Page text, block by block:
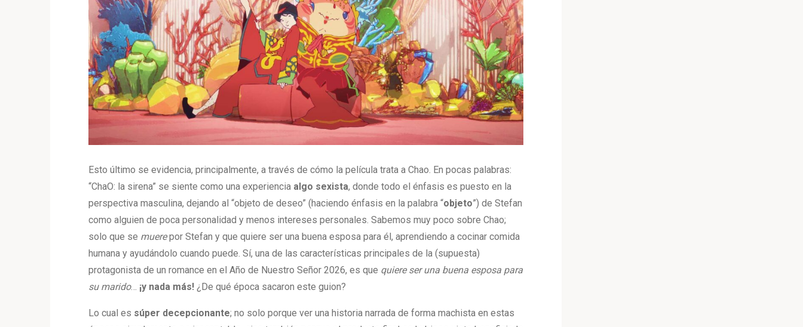
Esto último se evidencia, principalmente, a través de cómo la película trata a Chao. En pocas palabras:
“ChaO: la sirena” se siente como una experiencia algo sexista, donde todo el énfasis es puesto en la
perspectiva masculina, dejando al “objeto de deseo” (haciendo énfasis en la palabra “objeto”) de Stefan
como alguien de poca personalidad y menos intereses personales. Sabemos muy poco sobre Chao;
solo que se muerepor Stefan y que quiere ser una buena esposa para él, aprendiendo a cocinar comida
humana y ayudándolo cuando puede. Sí, una de las características principales de la (supuesta)
protagonista de un romance en el Año de Nuestro Señor 2026, es que quiere ser una buena esposa para
su marido… ¡y nada más! ¿De qué época sacaron este guion?
Lo cual es súper decepcionante; no solo porque ver una historia narrada de forma machista en estas